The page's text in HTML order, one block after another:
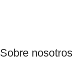
Sobre nosotros